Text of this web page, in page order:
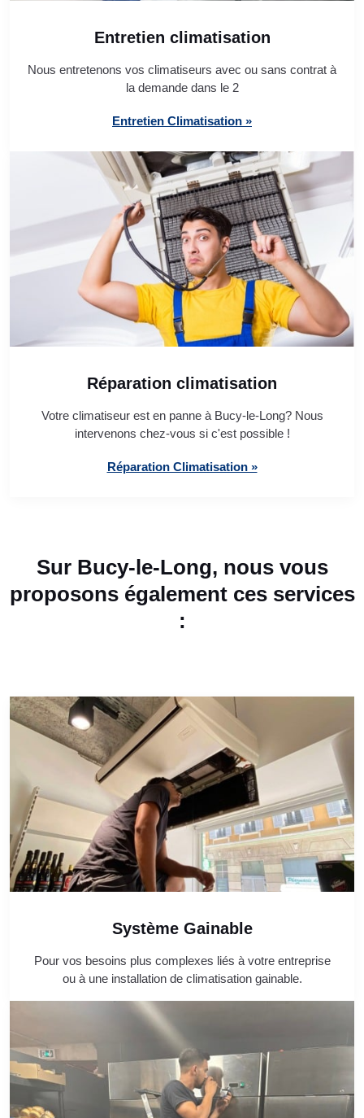
Entretien climatisation
Nous entretenons vos climatiseurs avec ou sans contrat à
la demande dans le 2
Entretien Climatisation »
Réparation climatisation
Votre climatiseur est en panne à Bucy-le-Long? Nous
intervenons chez-vous si c'est possible !
Réparation Climatisation »
Sur Bucy-le-Long, nous vous
proposons également ces services
:
Système Gainable
Pour vos besoins plus complexes liés à votre entreprise
ou à une installation de climatisation gainable.